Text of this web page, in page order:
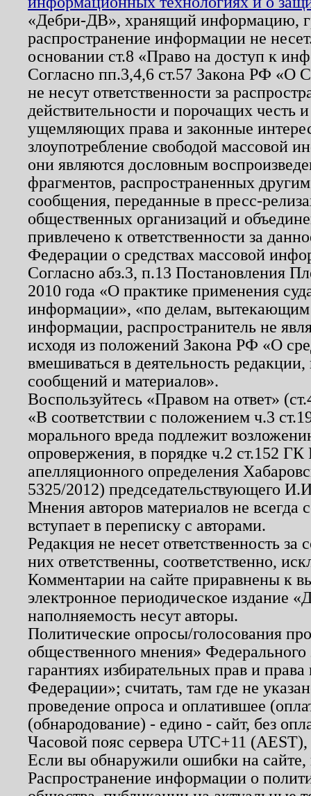
«Дебри-ДВ», хранящий информацию,
распространение информации не
основании ст.8 «Право на доступ к
Согласно пп.3,4,6 ст.57 Закона РФ «О
не несут ответственности за
действительности и порочащих честь
ущемляющих права и законные
злоупотребление свободой массовой
они являются дословным
фрагментов, распространенных
сообщения, переданные в пресс-
общественных организаций и
привлечено к ответственности за
Федерации о средствах массовой
Согласно абз.3, п.13 Постановления
2010 года «О практике применения
информации», «по делам, вытекающим
информации, распространитель не
исходя из положений Закона РФ «О
вмешиваться в деятельность
сообщений и материалов».
Воспользуйтесь «Правом на ответ»
«В соответствии с положением ч.3
морального вреда подлежит
опровержения, в порядке ч.2 ст.152
апелляционного определения
5325/2012) председательствующего
Мнения авторов материалов не
вступает в переписку с авторами.
Редакция не несет ответственность
них ответственны, соответственно,
Комментарии на сайте приравнены к
электронное периодическое издание
наполняемость несут авторы.
Политические опросы/голосования
общественного мнения»
гарантиях избирательных прав и
Федерации»; считать, там где не
проведение опроса и оплатившее
(обнародование) - едино - сайт, без
Часовой пояс сервера UTC+11
Если вы обнаружили ошибки на
Распространение информации о